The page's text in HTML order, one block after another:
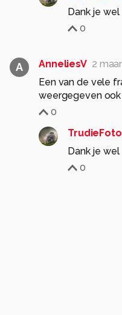
Dank je wel
0
A AnneliesV 2
Een van de vele
weergegeven
0
Dank je wel
0